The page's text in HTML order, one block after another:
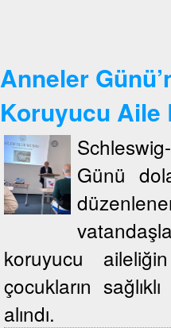
Anneler
Koruyucu Aile
Günü
koruyucu
çocukların
alındı.